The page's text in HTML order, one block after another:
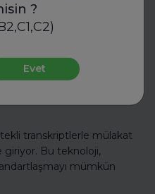
?
Evet
Yeni Dönem:
transkriptlerle mülakat
Bu teknoloji,
mümkün